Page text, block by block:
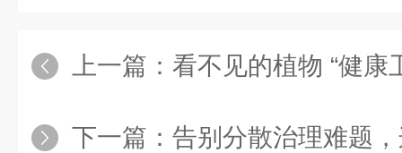
上一篇： 看不见的植物 “健康卫士”：远程
下一篇： 告别分散治理难题，这款一